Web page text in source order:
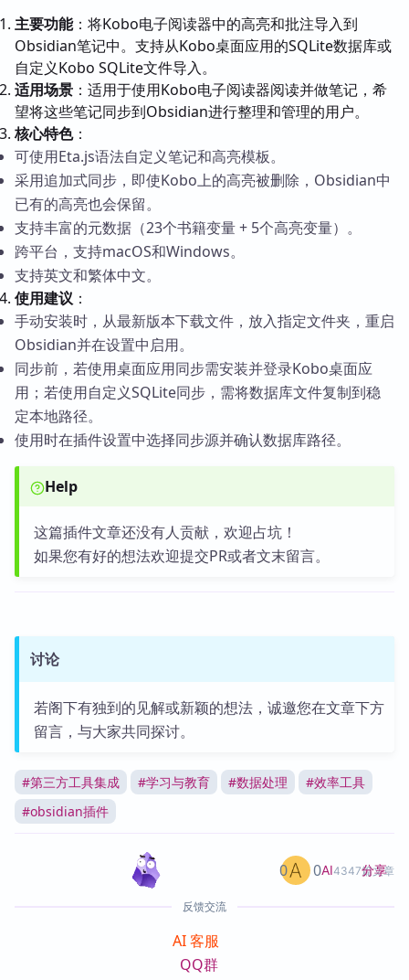
主要功能：将Kobo电子阅读器中的高亮和批注导入到
Obsidian笔记中。支持从Kobo桌面应用的SQLite数据库或
自定义Kobo SQLite文件导入。
适用场景 ：适用于使用Kobo电子阅读器阅读并做笔记，希
望将这些笔记同步到Obsidian进行整理和管理的用户。
核心特色：
可使用Eta.js语法自定义笔记和高亮模板。
采用追加式同步，即使Kobo上的高亮被删除，Obsidian中
已有的高亮也会保留。
支持丰富的元数据（23个书籍变量 + 5个高亮变量）。
跨平台，支持macOS和Windows。
支持英文和繁体中文。
使用建议 ：
手动安装时，从最新版本下载文件，放入指定文件夹，重启
Obsidian并在设置中启用。
同步前，若使用桌面应用同步需安装并登录Kobo桌面应
用；若使用自定义SQLite同步，需将数据库文件复制到稳
定本地路径。
使用时在插件设置中选择同步源并确认数据库路径。
Help
这篇插件文章还没有人贡献，欢迎占坑！
如果您有好的想法欢迎提交PR或者文末留言。
讨论
若阁下有独到的见解或新颖的想法，诚邀您在文章下方
留言，与大家共同探讨。
#第三方工具集成 #学习与教育 #数据处理 #效率工具
#obsidian插件
AI4347篇文章
0 0 分享
反馈交流
AI 客服
QQ群